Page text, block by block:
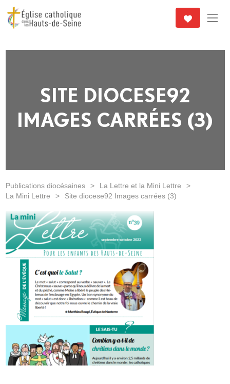
SITE DIOCESE92
IMAGES CARRÉES (3)
Publications diocésaines > La Lettre et la Mini Lettre
>
La Mini Lettre
> Site diocese92 Images carrées (3)